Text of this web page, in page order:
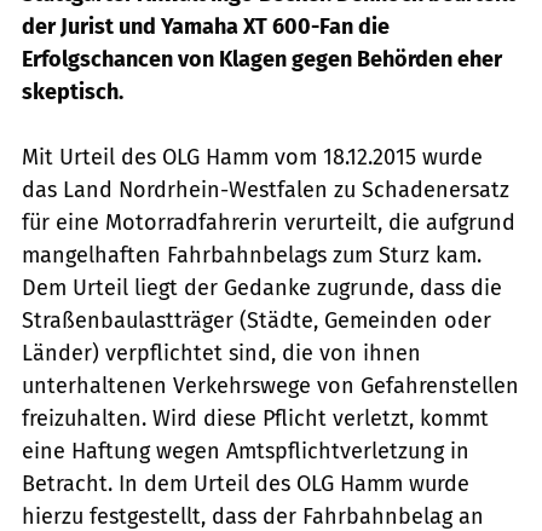
der Jurist und Yamaha XT 600-Fan die
Erfolgschancen von Klagen gegen Behörden eher
skeptisch.
Mit Urteil des OLG Hamm vom 18.12.2015 wurde
das Land Nordrhein-Westfalen zu Schadenersatz
für eine Motorradfahrerin verurteilt, die aufgrund
mangelhaften Fahrbahnbelags zum Sturz kam.
Dem Urteil liegt der Gedanke zugrunde, dass die
Straßenbaulastträger (Städte, Gemeinden oder
Länder) verpflichtet sind, die von ihnen
unterhaltenen Verkehrswege von Gefahrenstellen
freizuhalten. Wird diese Pflicht verletzt, kommt
eine Haftung wegen Amtspflichtverletzung in
Betracht. In dem Urteil des OLG Hamm wurde
hierzu fest­gestellt, dass der Fahrbahnbelag an